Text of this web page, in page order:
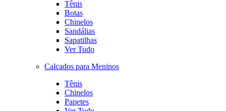
Tênis
Botas
Chinelos
Sandálias
Sapatilhas
Ver Tudo
Calçados para Meninos
Tênis
Chinelos
Papetes